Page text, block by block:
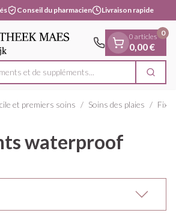
Conseil du pharmacien Livraison rapide
et de
0 articles
0,00 €
0
et premiers soins / Soins des plaies /
waterproof